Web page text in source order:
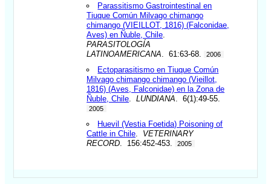
Parassitismo Gastrointestinal en
Tiuque Común Milvago chimango
chimango (VIEILLOT, 1816) (Falconidae,
Aves) en Ñuble, Chile
PARASITOLOGÍA
LATINOAMERICANA . 61:63-68. 2006
Ectoparasitismo en Tiuque Común
Milvago chimango chimango (Vieillot,
1816) (Aves, Falconidae) en la Zona de
Ñuble, Chile .LUNDIANA . 6(1):49-55.
2005
Huevil (Vestia Foetida) Poisoning of
Cattle in Chile
VETERINARY
RECORD . 156:452-453. 2005